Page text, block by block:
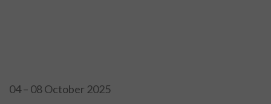
04 – 08 October 2025